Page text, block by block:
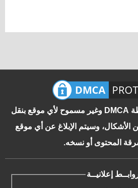
هذا الموقع محمي بواسطة DMCA وغير مسموح لأي موقع بنقل
وسيتم الإبلاغ عن أي موقع
المحتوى أو نسخه.
إعلانيــة